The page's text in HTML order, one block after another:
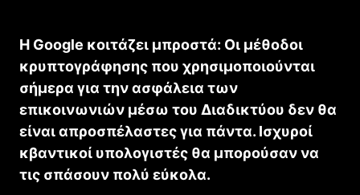
Η Google κοιτάζει μπροστά: Οι μέθοδοι
κρυπτογράφησης που χρησιμοποιούνται
σήμερα για την ασφάλεια των
επικοινωνιών μέσω του Διαδικτύου δεν θα
είναι απροσπέλαστες για πάντα. Ισχυροί
κβαντικοί υπολογιστές θα μπορούσαν να
τις σπάσουν πολύ εύκολα.